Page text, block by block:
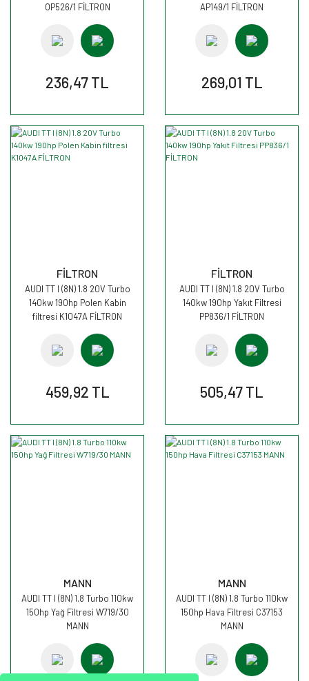
OP526/1 FİLTRON
236,47 TL
AP149/1 FİLTRON
269,01 TL
FİLTRON
AUDI TT I (8N) 1.8 20V Turbo
140kw 190hp Polen Kabin
filtresi K1047A FİLTRON
459,92 TL
FİLTRON
AUDI TT I (8N) 1.8 20V Turbo
140kw 190hp Yakıt Filtresi
PP836/1 FİLTRON
505,47 TL
MANN
AUDI TT I (8N) 1.8 Turbo 110kw
150hp Yağ Filtresi W719/30
MANN
MANN
AUDI TT I (8N) 1.8 Turbo 110kw
150hp Hava Filtresi C37153
MANN